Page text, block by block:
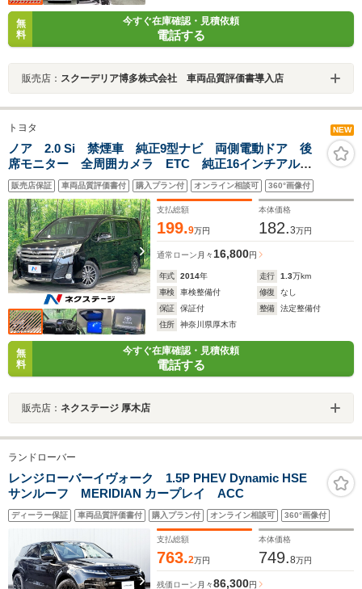
無
料
今すぐ在庫確認・見積依頼
電話する
販売店： スクーデリア博多株式会社 車両品質評価書導入店
トヨタ NEW
ノア 2.0 Si 禁煙車 純正9型ナビ 両側電動ドア 後
席モニター 全周囲カメラ ETC 純正16インチアル
ミ オートライト デュアルエアコン リアエアコン
Bluetooth DVD再生 フルセグ スマートキー
販売店保証 車両品質評価書付 購入プラン付 オンライン相談可 360°画像付
支払総額
199.9万円
本体価格
182.3万円
通常ローン 月々 16,800円
年式 2014年 走行 1.3万km
車検
車検整備付 修復
なし
保証
保証付 整備
法定整備付
住所
神奈川県厚木市
無
料
今すぐ在庫確認・見積依頼
電話する
販売店： ネクステージ 厚木店
ランドローバー
レンジローバーイヴォーク 1.5P PHEV Dynamic HSE
サンルーフ MERIDIAN カープレイ ACC
ディーラー保証 車両品質評価書付 購入プラン付 オンライン相談可 360°画像付
支払総額
763.2万円
本体価格
749.8万円
残価ローン 月々86,300円